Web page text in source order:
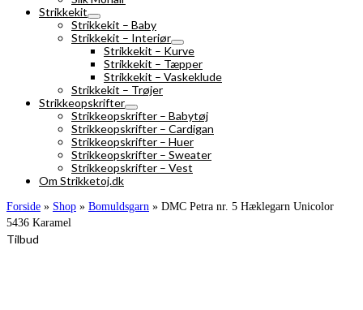
Strikkekit
Strikkekit – Baby
Strikkekit – Interiør
Strikkekit – Kurve
Strikkekit – Tæpper
Strikkekit – Vaskeklude
Strikkekit – Trøjer
Strikkeopskrifter
Strikkeopskrifter – Babytøj
Strikkeopskrifter – Cardigan
Strikkeopskrifter – Huer
Strikkeopskrifter – Sweater
Strikkeopskrifter – Vest
Om Strikketoj.dk
Forside » Shop » Bomuldsgarn » DMC Petra nr. 5 Hæklegarn Unicolor
5436 Karamel
Tilbud